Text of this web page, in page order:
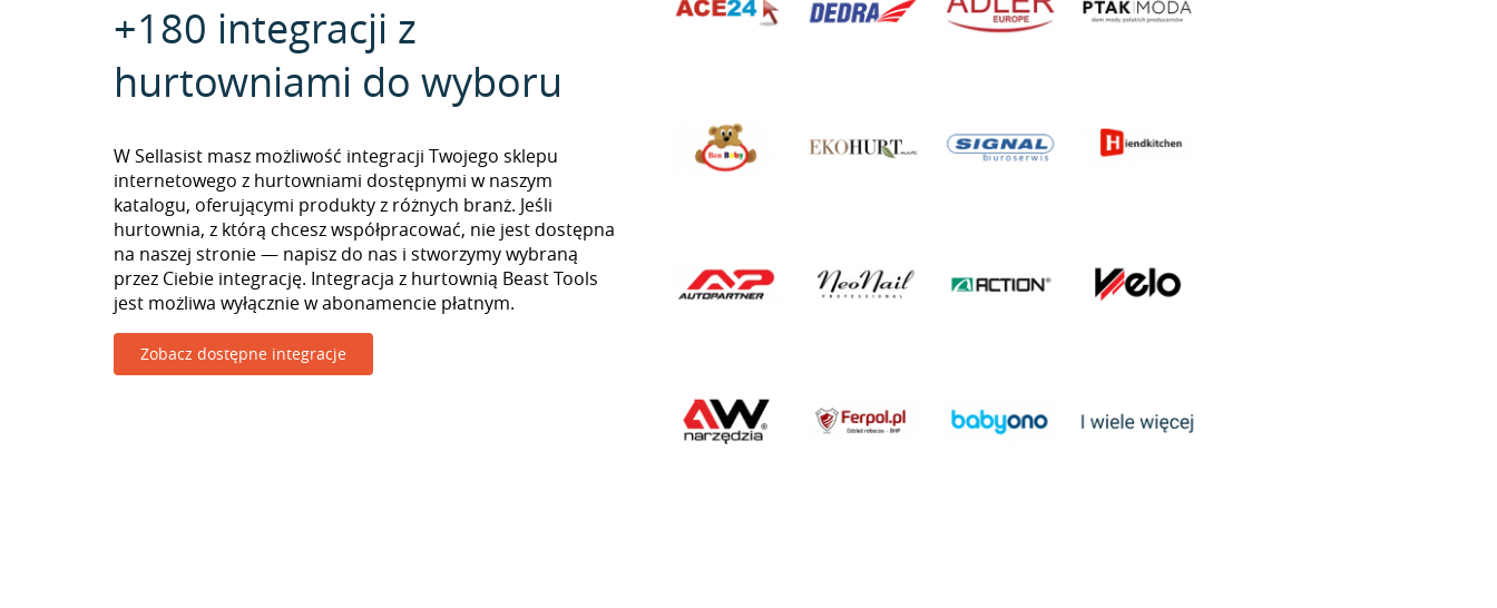
+180 integracji z
hurtowniami do wyboru
W Sellasist masz możliwość integracji Twojego sklepu
internetowego z hurtowniami dostępnymi w naszym
katalogu, oferującymi produkty z różnych branż. Jeśli
hurtownia, z którą chcesz współpracować, nie jest dostępna
na naszej stronie — napisz do nas i stworzymy wybraną
przez Ciebie integrację. Integracja z hurtownią Beast Tools
jest możliwa wyłącznie w abonamencie płatnym.
Zobacz dostępne integracje